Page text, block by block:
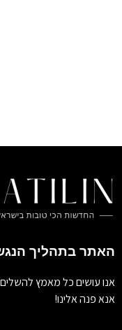
האתר בתהליך
אנו עושים כל מאמץ
אנא פנה אלינו!